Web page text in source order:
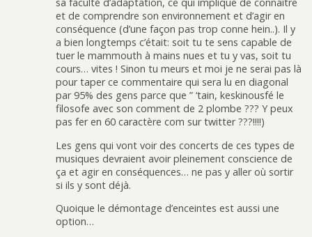
et de comprendre son environnement et d’agir en
conséquence (d’une façon pas trop conne hein..). Il y
a bien longtemps c’était: soit tu te sens capable de
tuer le mammouth à mains nues et tu y vas, soit tu
cours… vites ! Sinon tu meurs et moi je ne serai pas là
pour taper ce commentaire qui sera lu en diagonal
par 95% des gens parce que ” ‘tain, keskinousfé le
filosofe avec son comment de 2 plombe ??? Y peux
pas fer en 60 caractère com sur twitter ???!!!!)
Les gens qui vont voir des concerts de ces types de
musiques devraient avoir pleinement conscience de
ça et agir en conséquences… ne pas y aller où sortir
si ils y sont déjà.
Quoique le démontage d’enceintes est aussi une
option…